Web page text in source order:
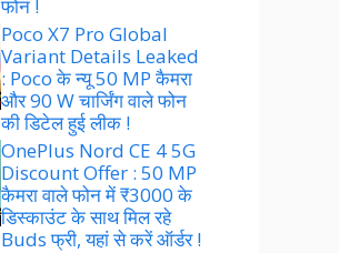
फोन !
Poco X7 Pro Global
Variant Details Leaked
: Poco के न्यू 50 MP कैमरा
और 90 W चार्जिंग वाले फोन
की डिटेल हुई लीक !
OnePlus Nord CE 4 5G
Discount Offer : 50 MP
कैमरा वाले फोन में ₹3000 के
डिस्काउंट के साथ मिल रहे
Buds फ्री, यहां से करें ऑर्डर !